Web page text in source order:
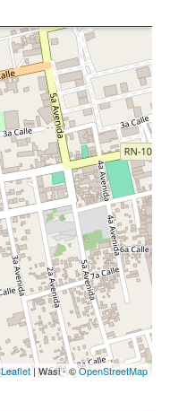
Leaflet| Wasi - ©OpenStreetMap